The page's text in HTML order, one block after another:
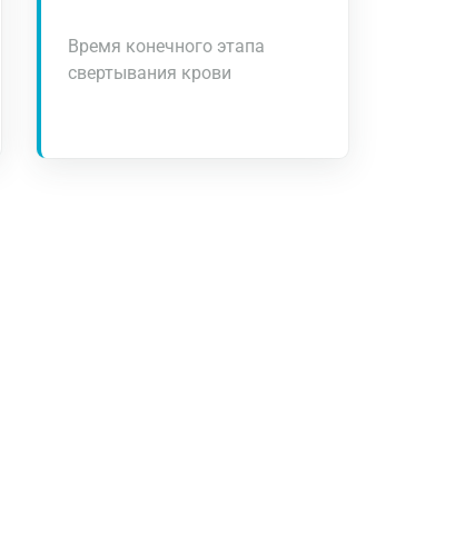
Время конечного этапа
свертывания крови